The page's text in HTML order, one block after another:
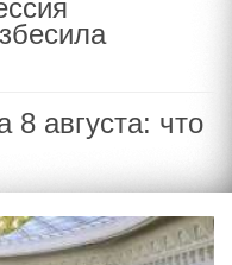
августа: что